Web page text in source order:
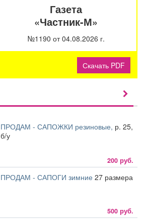
Газета
«Частник-М»
№1190 от 04.08.2026 г.
Скачать PDF
ПРОДАМ - САПОЖКИ резиновые, р. 25,
б/у
200 руб.
ПРОДАМ - САПОГИ зимние 27 размера
500 руб.